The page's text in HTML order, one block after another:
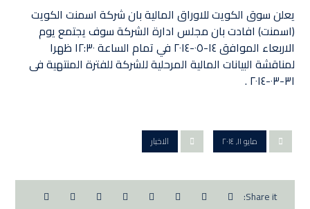
يعلن سوق الكويت للاوراق المالية بان شركة اسمنت الكويت
(اسمنت) افادت بان مجلس ادارة الشركة سوف يجتمع يوم
الاربعاء الموافق ١٤-٠٥-٢٠١٤ في تمام الساعة ١٢:٣٠ ظهرا
لمناقشة البيانات المالية المرحلية للشركة للفترة المنتهية فى
٣١-٠٣-٢٠١٤ .
مايو ١١, ٢٠١٤ الاخبار